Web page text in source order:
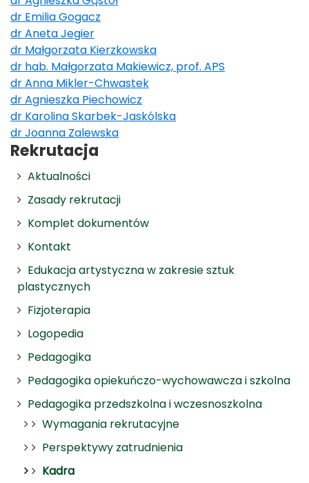
Rekrutacja
Aktualności
Zasady rekrutacji
Komplet dokumentów
Kontakt
Edukacja artystyczna w zakresie sztuk
plastycznych
Fizjoterapia
Logopedia
Pedagogika
Pedagogika opiekuńczo-wychowawcza i szkolna
Pedagogika przedszkolna i wczesnoszkolna
Wymagania rekrutacyjne
Perspektywy zatrudnienia
Kadra
dr Emilia Gogacz
dr Aneta Jegier
dr Małgorzata Kierzkowska
dr hab. Małgorzata Makiewicz, prof. APS
dr Anna Mikler-Chwastek
dr Agnieszka Piechowicz
dr Karolina Skarbek-Jaskólska
dr Joanna Zalewska